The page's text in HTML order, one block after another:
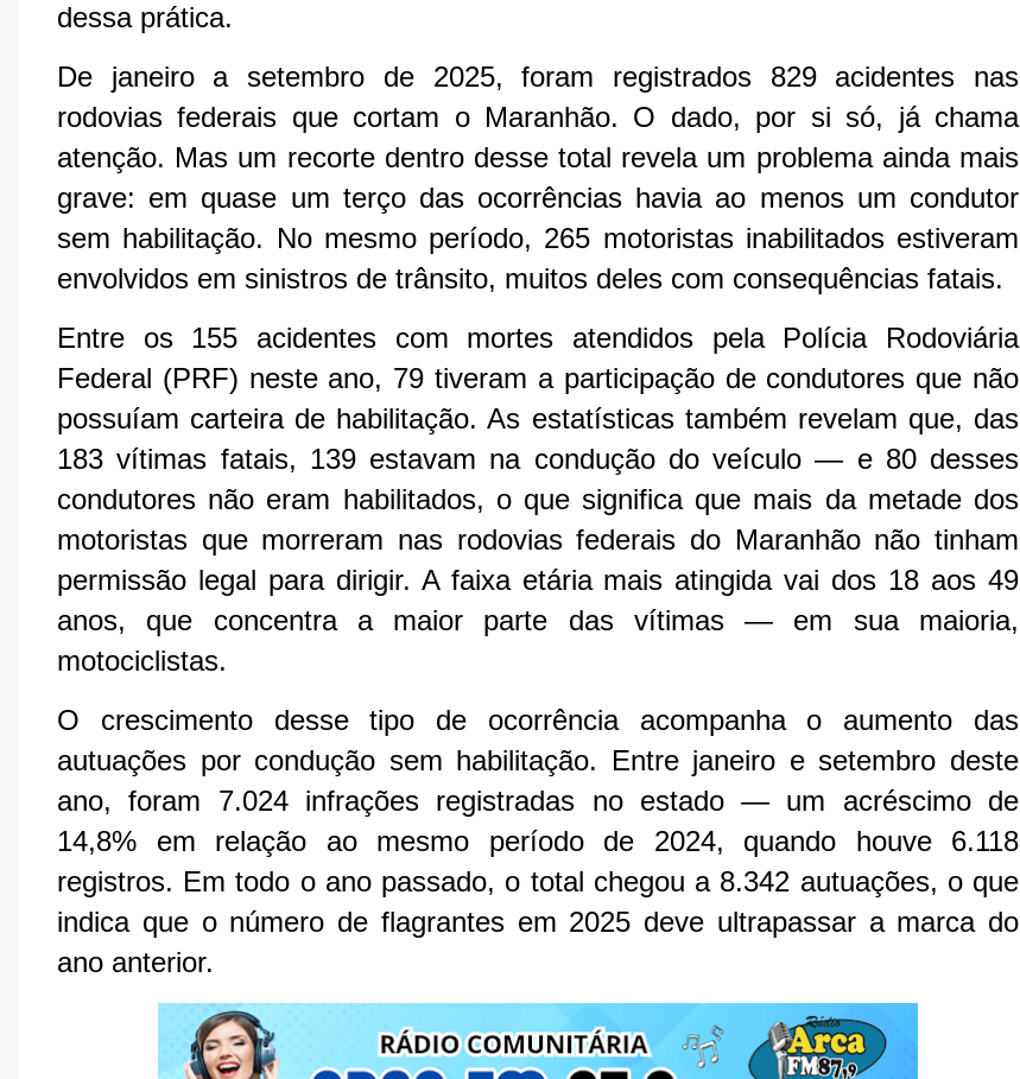
dessa prática.
De janeiro a setembro de 2025, foram registrados 829 acidentes nas
rodovias federais que cortam o Maranhão. O dado, por si só, já chama
atenção. Mas um recorte dentro desse total revela um problema ainda mais
grave: em quase um terço das ocorrências havia ao menos um condutor
sem habilitação. No mesmo período, 265 motoristas inabilitados estiveram
envolvidos em sinistros de trânsito, muitos deles com consequências fatais.
Entre os 155 acidentes com mortes atendidos pela Polícia Rodoviária
Federal (PRF) neste ano, 79 tiveram a participação de condutores que não
possuíam carteira de habilitação. As estatísticas também revelam que, das
183 vítimas fatais, 139 estavam na condução do veículo — e 80 desses
condutores não eram habilitados, o que significa que mais da metade dos
motoristas que morreram nas rodovias federais do Maranhão não tinham
permissão legal para dirigir. A faixa etária mais atingida vai dos 18 aos 49
anos, que concentra a maior parte das vítimas — em sua maioria,
motociclistas.
O crescimento desse tipo de ocorrência acompanha o aumento das
autuações por condução sem habilitação. Entre janeiro e setembro deste
ano, foram 7.024 infrações registradas no estado — um acréscimo de
14,8% em relação ao mesmo período de 2024, quando houve 6.118
registros. Em todo o ano passado, o total chegou a 8.342 autuações, o que
indica que o número de flagrantes em 2025 deve ultrapassar a marca do
ano anterior.